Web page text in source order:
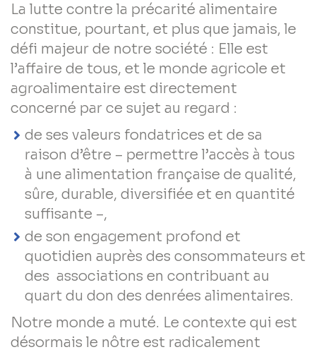
La lutte contre la précarité alimentaire
constitue, pourtant, et plus que jamais, le
défi majeur de notre société : Elle est
l’affaire de tous, et le monde agricole et
agroalimentaire est directement
concerné par ce sujet au regard :
de ses valeurs fondatrices et de sa
raison d’être – permettre l’accès à tous
à une alimentation française de qualité,
sûre, durable, diversifiée et en quantité
suffisante –,
de son engagement profond et
quotidien auprès des consommateurs et
des associations en contribuant au
quart du don des denrées alimentaires.
Notre monde a muté. Le contexte qui est
désormais le nôtre est radicalement